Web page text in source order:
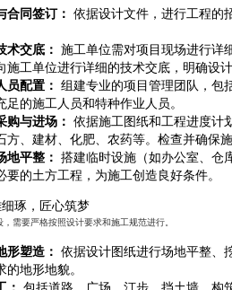
合同签订： 依据设计文件，进行工程的
术交底： 施工单位需对项目现场进行详
施工单位进行详细的技术交底，明确设
员配置： 组建专业的项目管理团队，包
足的施工人员和特种作业人员。
购与进场： 依据施工图纸和工程进度计
方、建材、化肥、农药等。检查并确保
地平整： 搭建临时设施（如办公室、仓
要的土方工程，为施工创造良好条件。
琢，匠心筑梦
需要严格按照设计要求和施工规范进行。
形塑造： 依据设计图纸进行场地平整、
地形地貌。
： 包括道路、广场、汀步、挡土墙、构